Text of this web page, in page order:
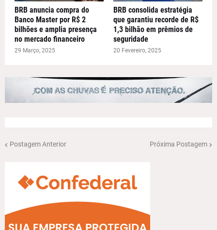
BRB anuncia compra do
Banco Master por R$ 2
bilhões e amplia presença
no mercado financeiro
29 Março, 2025
BRB consolida estratégia
que garantiu recorde de R$
1,3 bilhão em prêmios de
seguridade
20 Fevereiro, 2025
Postagem Anterior Próxima Postagem